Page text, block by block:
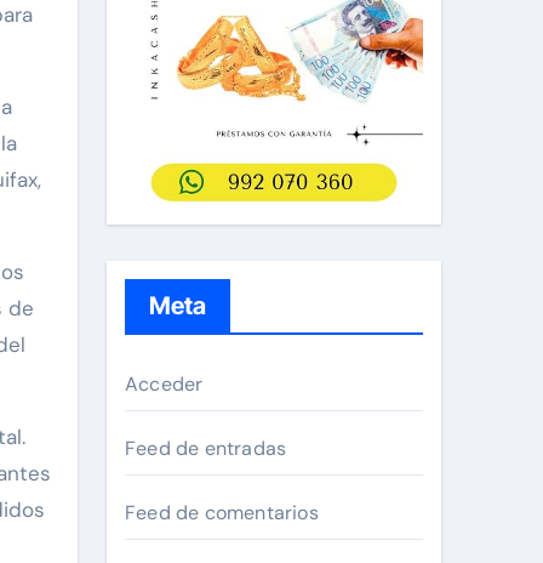
de
Meta
Acceder
Feed de entradas
Feed de comentarios